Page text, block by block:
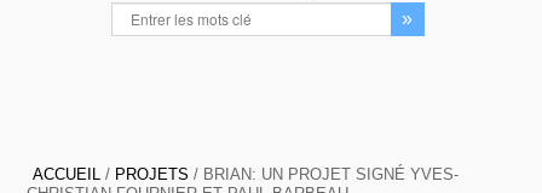
ACCUEIL / PROJETS / BRIAN: UN PROJET SIGNÉ YVES-